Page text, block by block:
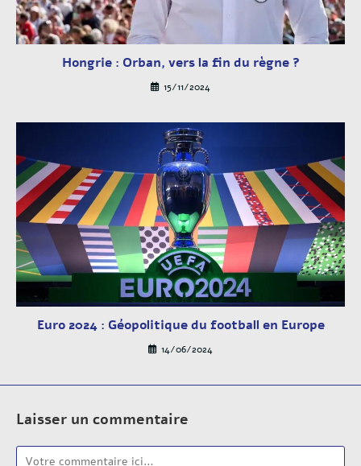
Hongrie : Orban, vers la fin du règne ?
15/11/2024
Euro 2024 : Géopolitique du football en Europe
14/06/2024
Laisser un commentaire